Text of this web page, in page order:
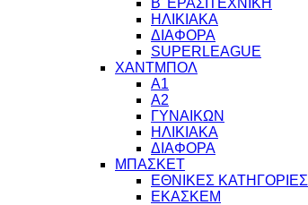
Β' ΕΡΑΣΙΤΕΧΝΙΚΗ
ΗΛΙΚΙΑΚΑ
ΔΙΑΦΟΡΑ
SUPERLEAGUE
ΧΑΝΤΜΠΟΛ
Α1
Α2
ΓΥΝΑΙΚΩΝ
ΗΛΙΚΙΑΚΑ
ΔΙΑΦΟΡΑ
ΜΠΑΣΚΕΤ
ΕΘΝΙΚΕΣ ΚΑΤΗΓΟΡΙΕΣ
ΕΚΑΣΚΕΜ